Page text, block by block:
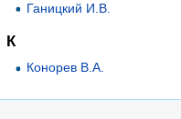
Ганицкий И.В.
К
Конорев В.А.